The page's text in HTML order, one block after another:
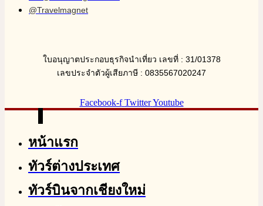
@Travelmagnet
ใบอนุญาตประกอบธุรกิจนำเที่ยว เลขที่ : 31/01378
เลขประจำตัวผู้เสียภาษี : 0835567020247
Facebook-f Twitter Youtube
หน้าแรก
ทัวร์ต่างประเทศ
ทัวร์บินจากเชียงใหม่